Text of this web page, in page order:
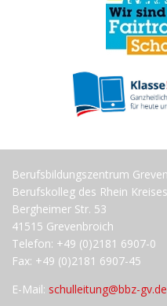
Berufsbildungszentrum
Berufskolleg des Rhein
Bergheimer Str. 53
41515 Grevenbroich
Telefon: +49 (0)2181 6907-0
Fax: +49 (0)2181 6907-45
E-Mail: schulleitung@bbz-gv.de